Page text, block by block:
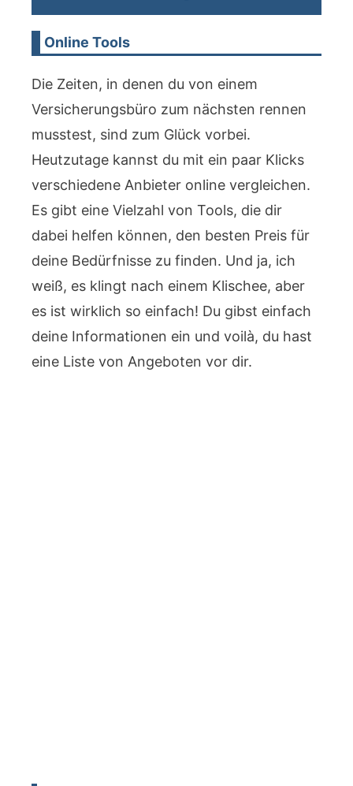
Online Tools
Die Zeiten, in denen du von einem
Versicherungsbüro zum nächsten rennen
musstest, sind zum Glück vorbei.
Heutzutage kannst du mit ein paar Klicks
verschiedene Anbieter online vergleichen.
Es gibt eine Vielzahl von Tools, die dir
dabei helfen können, den besten Preis für
deine Bedürfnisse zu finden. Und ja, ich
weiß, es klingt nach einem Klischee, aber
es ist wirklich so einfach! Du gibst einfach
deine Informationen ein und voilà, du hast
eine Liste von Angeboten vor dir.